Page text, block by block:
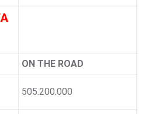
ON THE ROAD
505.200.000